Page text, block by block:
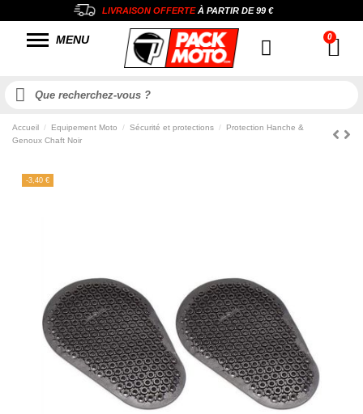
LIVRAISON OFFERTEÀ PARTIR DE99 €
MENU
Accueil Equipement Moto Sécurité et protections
Protection Hanche &
Genoux Chaft Noir
-3,40 €